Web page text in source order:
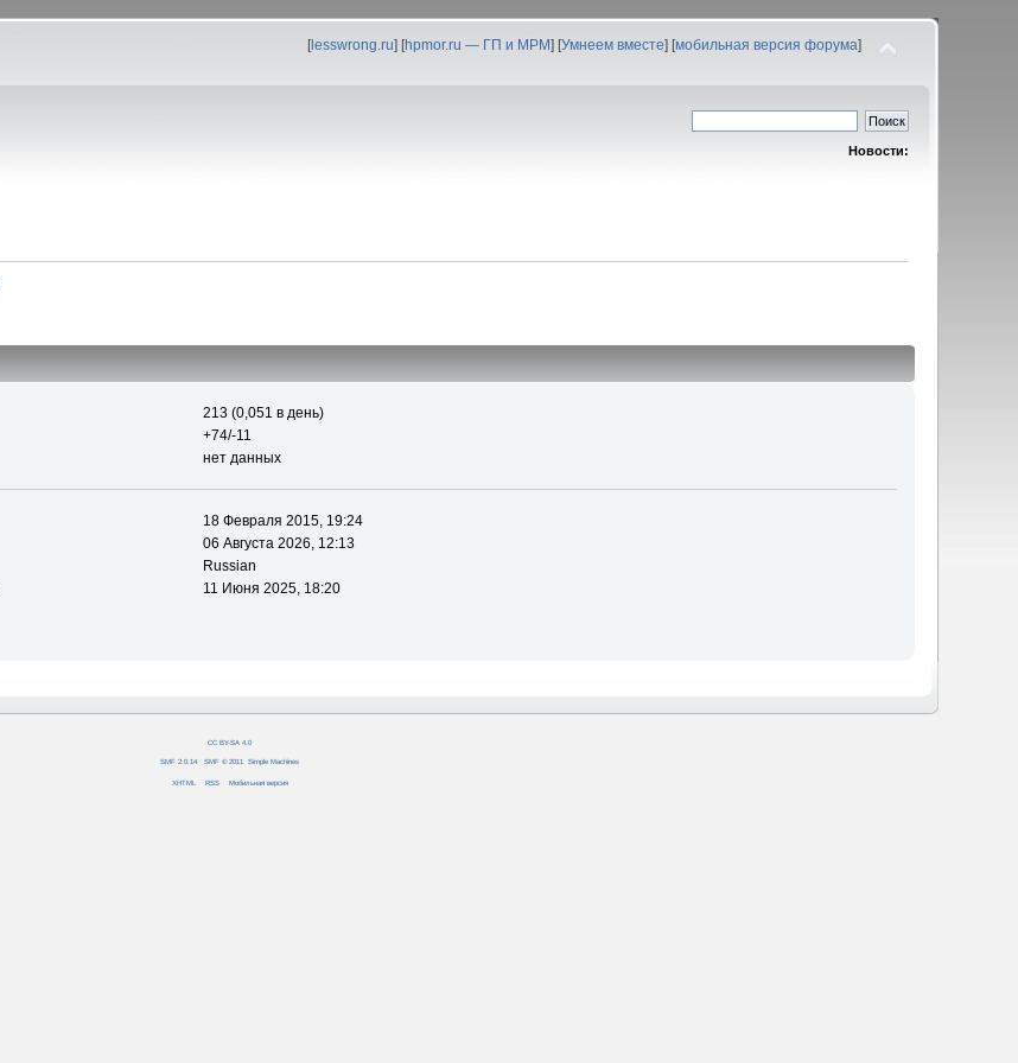
[lesswrong.ru] [hpmor.ru — ГП и МРМ] [Умнеем вместе] [мобильная версия форума]
Новости:
213 (0,051 в день)
+74/-11
нет данных
18 Февраля 2015, 19:24
06 Августа 2026, 12:13
Russian
11 Июня 2025, 18:20
CC BY-SA 4.0
SMF 2.0.14 SMF © 2011 Simple Machines
XHTML RSS Мобильная версия